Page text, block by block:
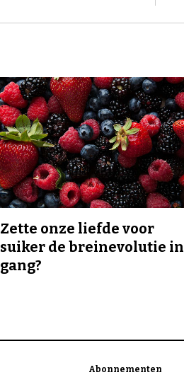
Zette onze liefde voor
suiker de breinevolutie in
gang?
Abonnementen